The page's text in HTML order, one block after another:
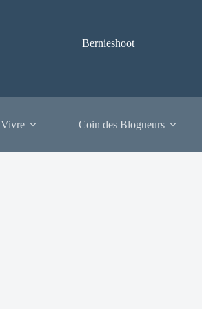
Bernieshoot
Coin des Blogueurs